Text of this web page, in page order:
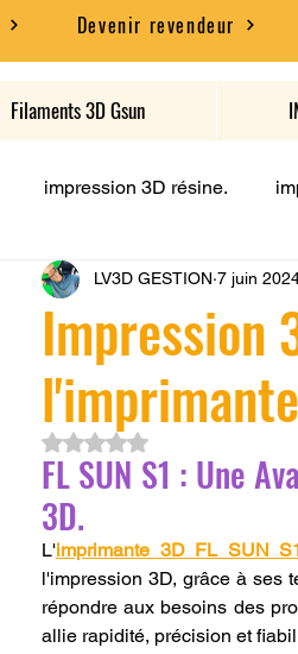
Devenir revendeur
Filaments 3D Gsun
impression 3D résine.
LV3D JEU LV3D
3D Formation à
filament 3D Refaire
imprimante 3D
Impression
LV3D GESTION 7 juin
Noté NaN étoiles sur 5.
FL SUN S1 : Une
3D.
L'imprimante 3D FL SUN
l'impression 3D, grâce à ses
répondre aux besoins des
allie rapidité, précision et